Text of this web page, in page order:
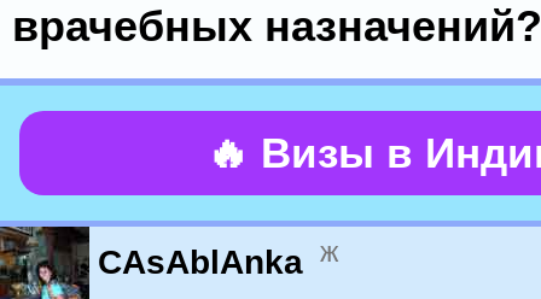
врачебных назначений?
🔥 Визы в
CAsAblAnka ж